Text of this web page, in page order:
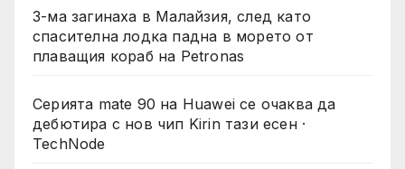
3-ма загинаха в Малайзия, след като
спасителна лодка падна в морето от
плаващия кораб на Petronas
Серията mate 90 на Huawei се очаква да
дебютира с нов чип Kirin тази есен ·
TechNode